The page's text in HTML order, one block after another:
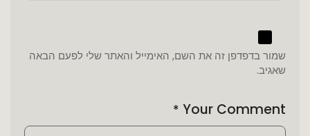
שמור בדפדפן זה את השם, האימייל והאתר שלי לפעם הבאה
שאגיב.
Your Comment
*